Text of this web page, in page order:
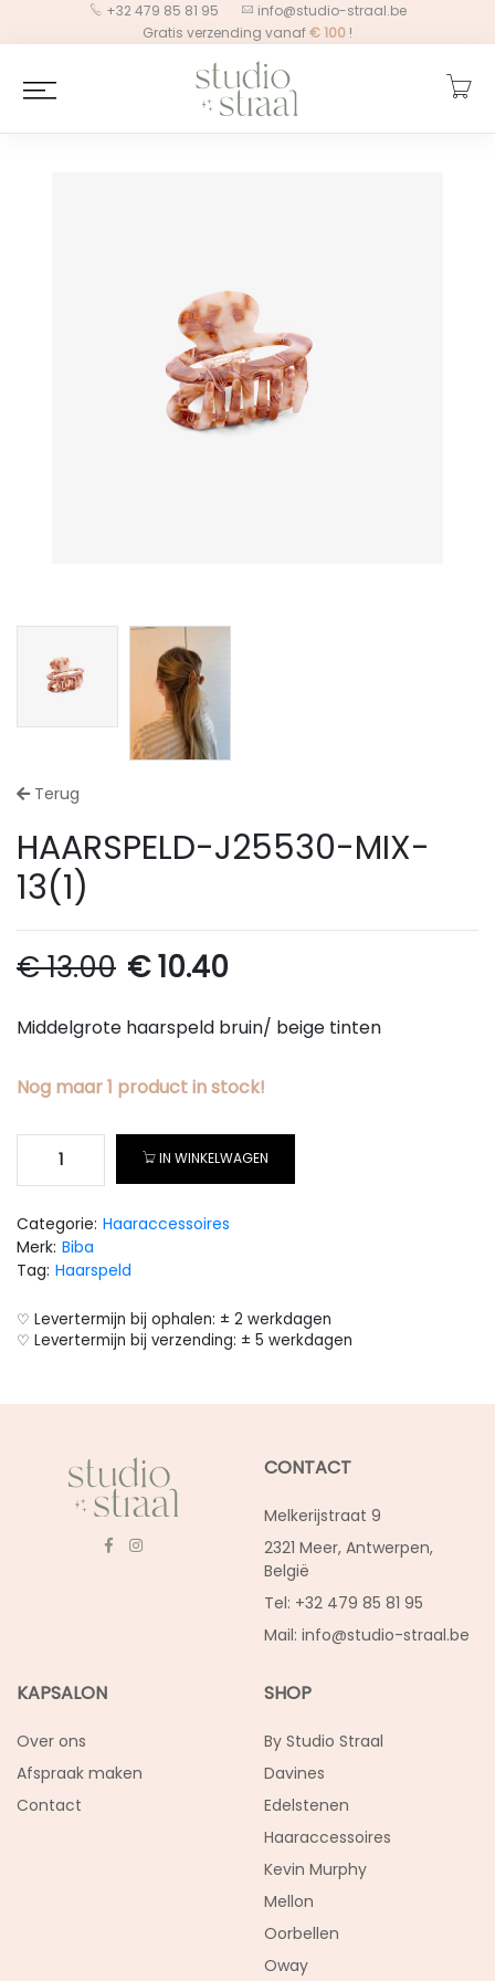
+32 479 85 81 95
info@studio-straal.be
Gratis verzending vanaf€100 !
Terug
HAARSPELD-J25530-MIX-
13(1)
€13.00 €10.40
Middelgrote haarspeld bruin/ beige tinten
Nog maar1 productin stock!
IN WINKELWAGEN
Categorie: Haaraccessoires
Merk: Biba
Tag: Haarspeld
♡ Levertermijn bij ophalen: ± 2 werkdagen
♡ Levertermijn bij verzending: ± 5 werkdagen
CONTACT
Melkerijstraat 9
2321 Meer, Antwerpen,
België
Tel: +32 479 85 81 95
Mail: info@studio-straal.be
KAPSALON
Over ons
Afspraak maken
Contact
SHOP
By Studio Straal
Davines
Edelstenen
Haaraccessoires
Kevin Murphy
Mellon
Oorbellen
Oway